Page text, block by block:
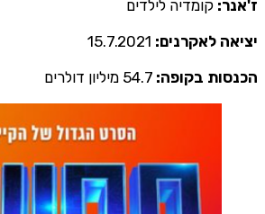
ז'אנר: קומדיה לילדים
יציאה לאקרנים: 15.7.2021
הכנסות בקופה: 54.7 מיליון דולרים